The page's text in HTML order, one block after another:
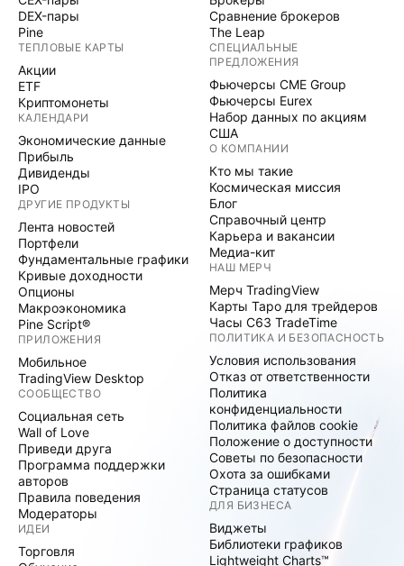
DEX-пары
Pine
ТЕПЛОВЫЕ КАРТЫ
Акции
ETF
Криптомонеты
КАЛЕНДАРИ
Экономические данные
Прибыль
Дивиденды
IPO
ДРУГИЕ ПРОДУКТЫ
Лента новостей
Портфели
Фундаментальные графики
Кривые доходности
Опционы
Макроэкономика
Pine Script®
ПРИЛОЖЕНИЯ
Мобильное
TradingView Desktop
СООБЩЕСТВО
Социальная сеть
Wall of Love
Приведи друга
Программа поддержки
авторов
Правила поведения
Модераторы
ИДЕИ
Торговля
Сравнение брокеров
The Leap
СПЕЦИАЛЬНЫЕ
ПРЕДЛОЖЕНИЯ
Фьючерсы CME Group
Фьючерсы Eurex
Набор данных по акциям
США
О КОМПАНИИ
Кто мы такие
Космическая миссия
Блог
Справочный центр
Карьера и вакансии
Медиа-кит
НАШ МЕРЧ
Мерч TradingView
Карты Таро для трейдеров
Часы C63 TradeTime
ПОЛИТИКА И БЕЗОПАСНОСТЬ
Условия использования
Отказ от ответственности
Политика
конфиденциальности
Политика файлов cookie
Положение о доступности
Советы по безопасности
Охота за ошибками
Страница статусов
ДЛЯ БИЗНЕСА
Виджеты
Библиотеки графиков
Lightweight Charts™